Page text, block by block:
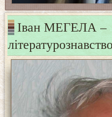
Іван МЕГЕЛА –